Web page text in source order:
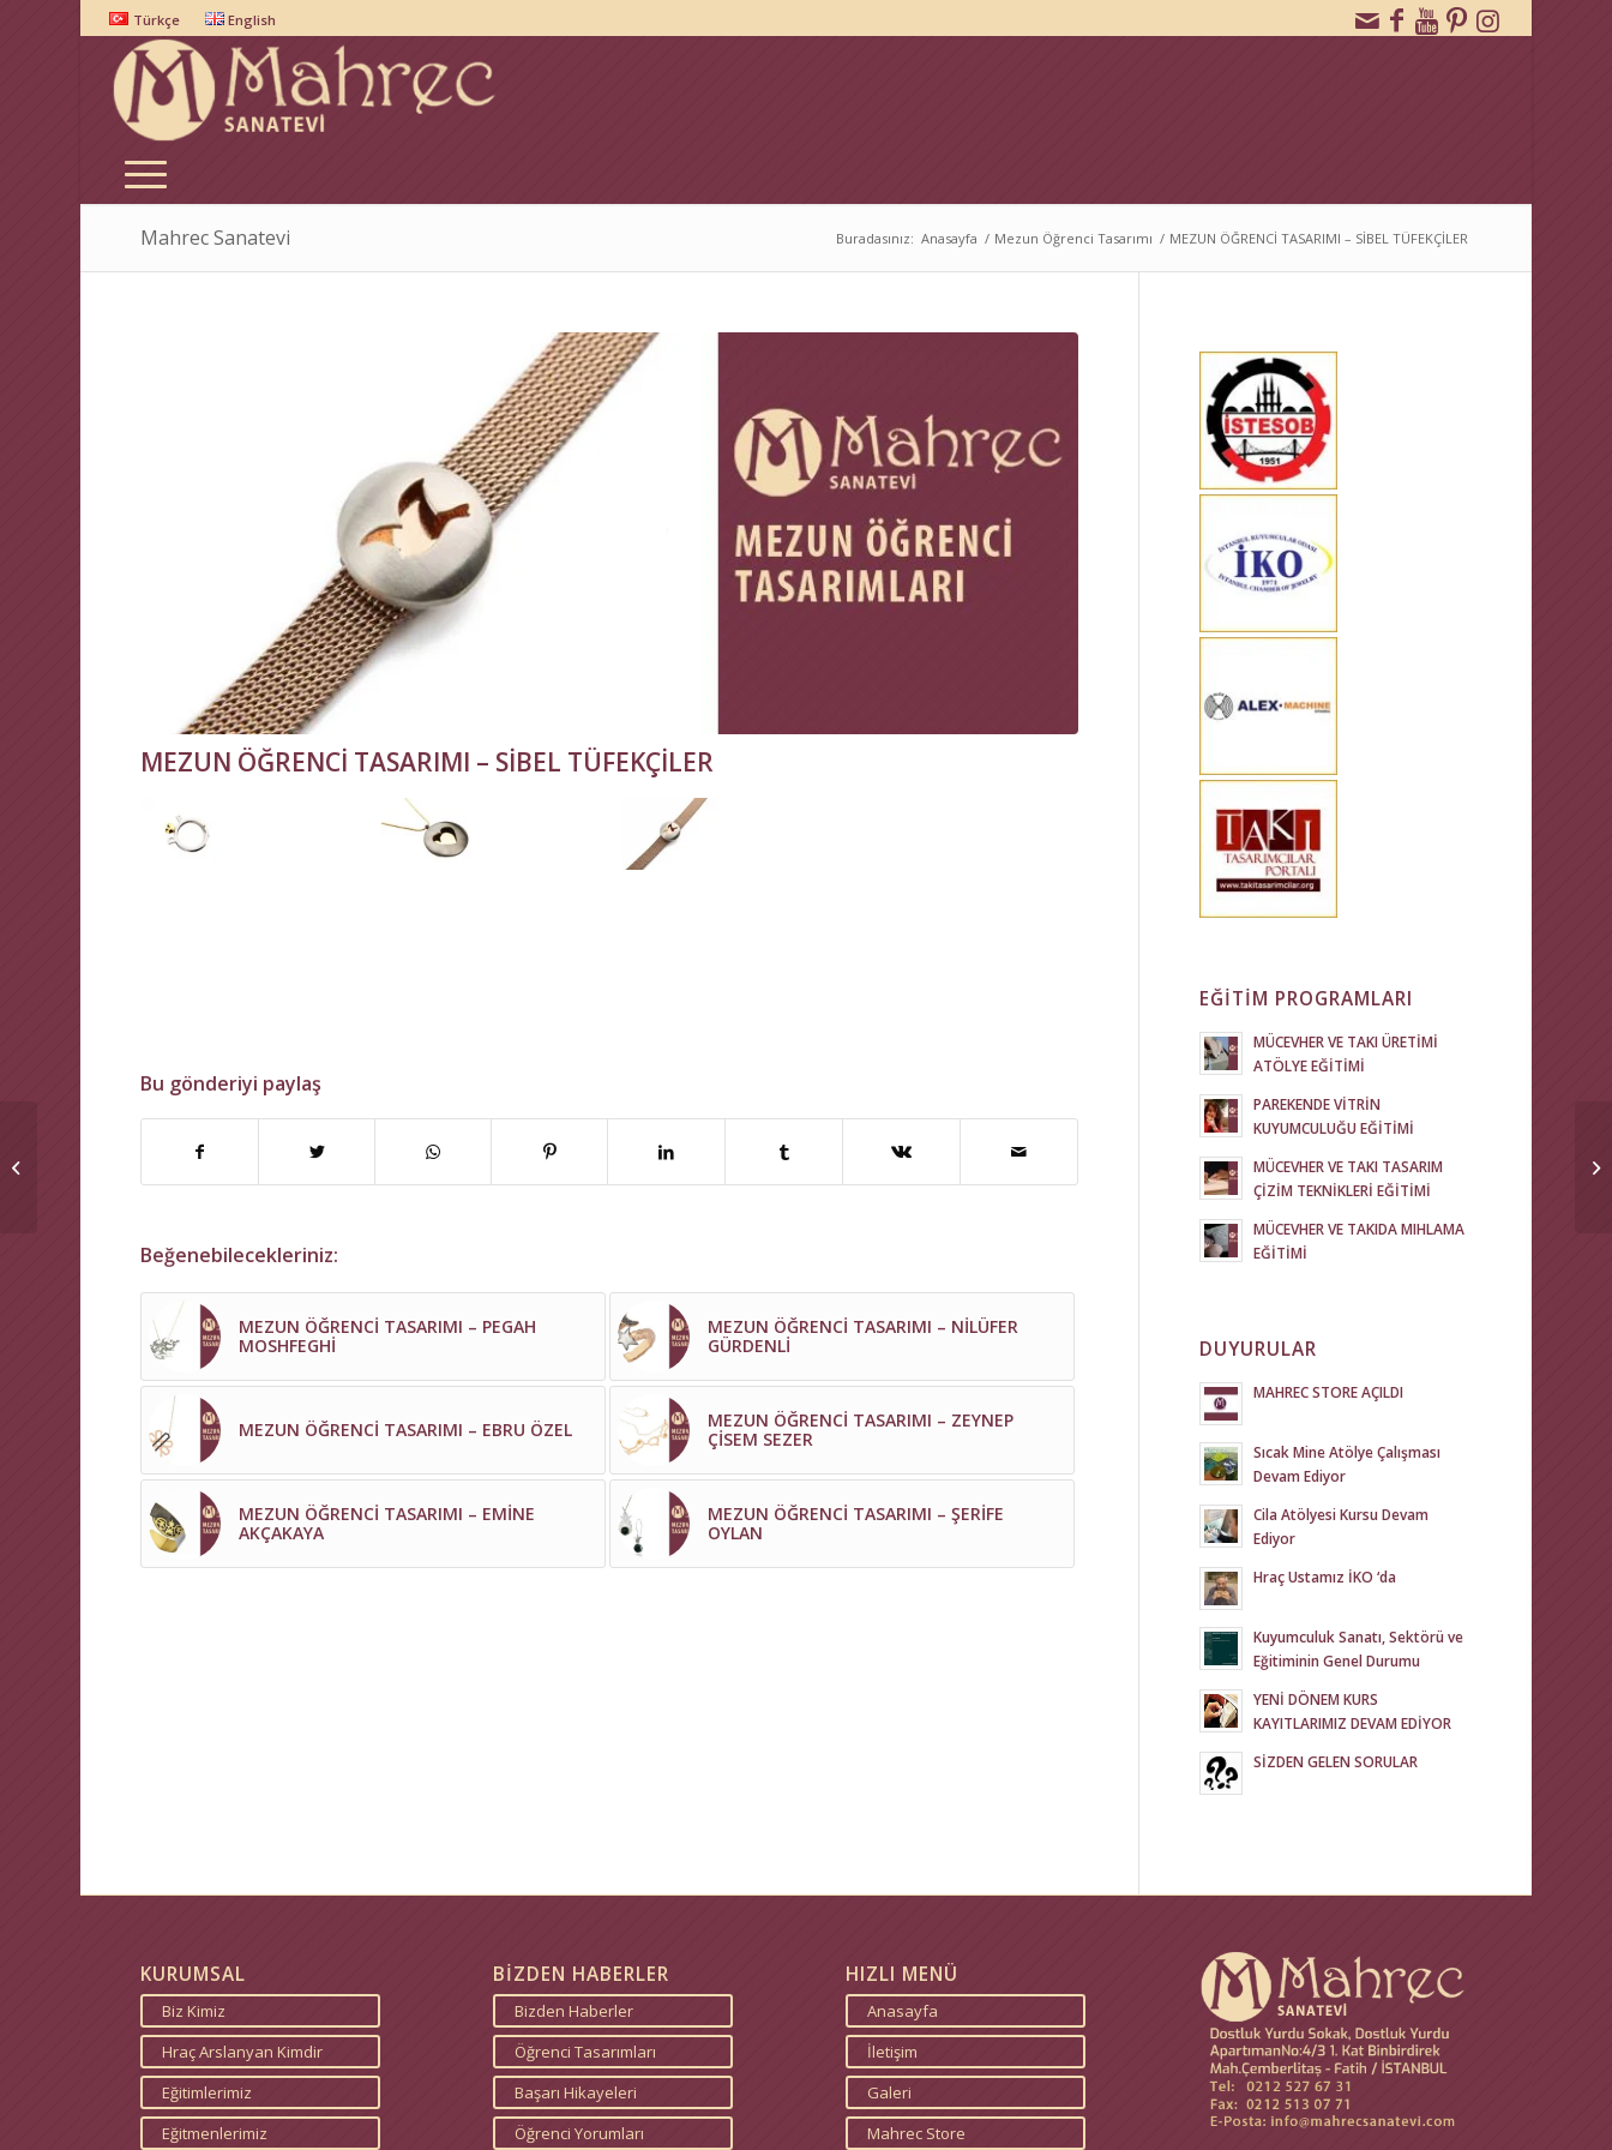
Türkçe English
Mahrec Sanatevi Buradasınız: Anasayfa / Mezun Öğrenci Tasarımı / MEZUN ÖĞRENCİ TASARIMI – SİBEL TÜFEKÇİLER
MEZUN ÖĞRENCİ TASARIMI – SİBEL TÜFEKÇİLER
Bu gönderiyi paylaş
Beğenebilecekleriniz:
MEZUN ÖĞRENCİ TASARIMI – PEGAH
MOSHFEGHİ
MEZUN ÖĞRENCİ TASARIMI – NİLÜFER
GÜRDENLİ
MEZUN ÖĞRENCİ TASARIMI – EBRU ÖZEL
MEZUN ÖĞRENCİ TASARIMI – ZEYNEP
ÇİSEM SEZER
MEZUN ÖĞRENCİ TASARIMI – EMİNE
AKÇAKAYA
MEZUN ÖĞRENCİ TASARIMI – ŞERİFE
OYLAN
EĞİTİM PROGRAMLARI
MÜCEVHER VE TAKI ÜRETİMİ
ATÖLYE EĞİTİMİ
PAREKENDE VİTRİN
KUYUMCULUĞU EĞİTİMİ
MÜCEVHER VE TAKI TASARIM
ÇİZİM TEKNİKLERİ EĞİTİMİ
MÜCEVHER VE TAKIDA MIHLAMA
EĞİTİMİ
DUYURULAR
MAHREC STORE AÇILDI
Sıcak Mine Atölye Çalışması
Devam Ediyor
Cila Atölyesi Kursu Devam
Ediyor
Hraç Ustamız İKO ‘da
Kuyumculuk Sanatı, Sektörü ve
Eğitiminin Genel Durumu
YENİ DÖNEM KURS
KAYITLARIMIZ DEVAM EDİYOR
SİZDEN GELEN SORULAR
KURUMSAL
Biz Kimiz
Hraç Arslanyan Kimdir
Eğitimlerimiz
Eğitmenlerimiz
BİZDEN HABERLER
Bizden Haberler
Öğrenci Tasarımları
Başarı Hikayeleri
Öğrenci Yorumları
HIZLI MENÜ
Anasayfa
İletişim
Galeri
Mahrec Store